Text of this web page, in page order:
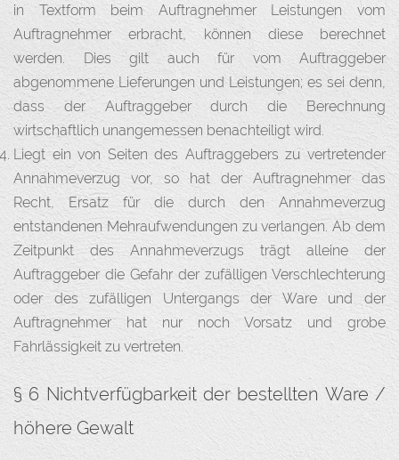
in Textform beim Auftragnehmer Leistungen vom
Auftragnehmer erbracht, können diese berechnet
werden. Dies gilt auch für vom Auftraggeber
abgenommene Lieferungen und Leistungen; es sei denn,
dass der Auftraggeber durch die Berechnung
wirtschaftlich unangemessen benachteiligt wird.
Liegt ein von Seiten des Auftraggebers zu vertretender
Annahmeverzug vor, so hat der Auftragnehmer das
Recht, Ersatz für die durch den Annahmeverzug
entstandenen Mehraufwendungen zu verlangen. Ab dem
Zeitpunkt des Annahmeverzugs trägt alleine der
Auftraggeber die Gefahr der zufälligen Verschlechterung
oder des zufälligen Untergangs der Ware und der
Auftragnehmer hat nur noch Vorsatz und grobe
Fahrlässigkeit zu vertreten.
§ 6 Nichtverfügbarkeit der bestellten Ware /
höhere Gewalt